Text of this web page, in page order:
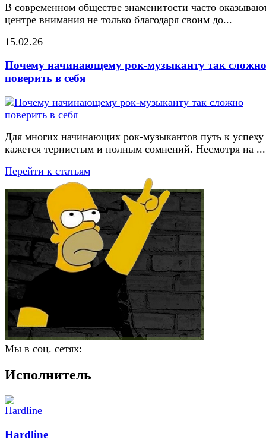
В современном обществе знаменитости часто
центре внимания не только благодаря своим до...
15.02.26
Почему начинающему рок-музыканту так сложно
поверить в себя
Для многих начинающих рок-музыкантов путь к успеху
кажется тернистым и полным сомнений. Несмотря на ...
Перейти к статьям
Мы в соц. сетях:
Исполнитель
Hardline